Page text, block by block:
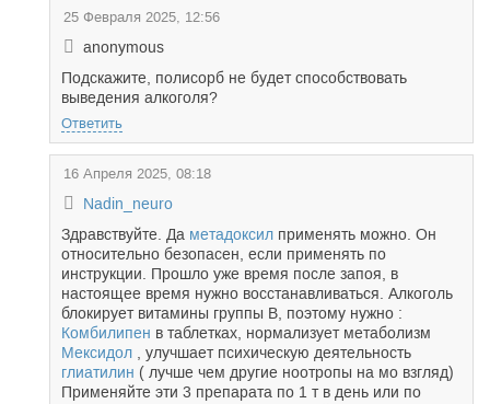
25 Февраля 2025, 12:56
anonymous
Подскажите, полисорб не будет способствовать
выведения алкоголя?
Ответить
16 Апреля 2025, 08:18
Nadin_neuro
Здравствуйте. Да метадоксил применять можно. Он
относительно безопасен, если применять по
инструкции. Прошло уже время после запоя, в
настоящее время нужно восстанавливаться. Алкоголь
блокирует витамины группы В, поэтому нужно :
Комбилипен в таблетках, нормализует метаболизм
Мексидол , улучшает психическую деятельность
глиатилин ( лучше чем другие ноотропы на мо взгляд)
Применяйте эти 3 препарата по 1 т в день или по